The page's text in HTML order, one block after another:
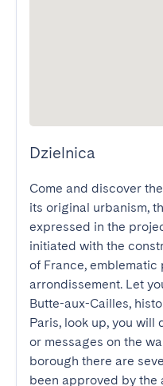
Dzielnica
Come and discover
its original urbanism,
expressed in the
initiated with the
of France, emblematic
arrondissement. Let
Butte-aux-Cailles,
Paris, look up, you
or messages on the
borough there are
been approved by the